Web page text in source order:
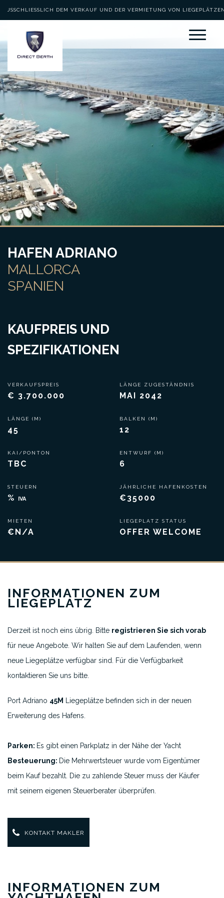
AUSSCHLIESSLICH DEM VERKAUF UND DER VERMIETUNG VON LIEGEPLÄTZEN
HAFEN ADRIANO
MALLORCA
SPANIEN
KAUFPREIS UND
SPEZIFIKATIONEN
VERKAUFSPREIS
€ 3.700.000
LÄNGE (M)
45
KAI/PONTON
TBC
STEUERN
% IVA
MIETEN
€N/A
LÄNGE ZUGESTÄNDNIS
MAI 2042
BALKEN (M)
12
ENTWURF (M)
6
JÄHRLICHE HAFENKOSTEN
€35000
LIEGEPLATZ STATUS
OFFER WELCOME
INFORMATIONEN ZUM
LIEGEPLATZ
Derzeit ist noch eins übrig. Bitte registrieren Sie sich vorab
für neue Angebote. Wir halten Sie auf dem Laufenden, wenn
neue Liegeplätze verfügbar sind. Für die Verfügbarkeit
kontaktieren Sie uns bitte.
Port Adriano 45M
Liegeplätze befinden sich in der neuen
Erweiterung des Hafens.
Parken: Es gibt einen Parkplatz in der Nähe der Yacht
Besteuerung: Die Mehrwertsteuer wurde vom Eigentümer
beim Kauf bezahlt. Die zu zahlende Steuer muss der Käufer
mit seinem eigenen Steuerberater überprüfen.
KONTAKT MAKLER
INFORMATIONEN ZUM